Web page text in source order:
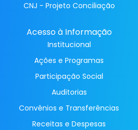
CNJ - Projeto Conciliação
Acesso à Informação
Institucional
Ações e Programas
Participação Social
Auditorias
Convênios e Transferências
Receitas e Despesas